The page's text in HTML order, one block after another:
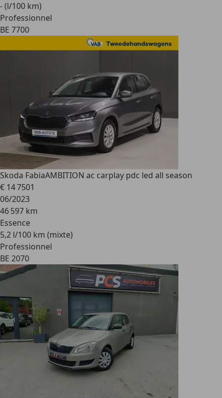
- (l/100 km)
Professionnel
BE 7700
Skoda FabiaAMBITION ac carplay pdc led all season
€ 14 7501
06/2023
46 597 km
Essence
5,2 l/100 km (mixte)
Professionnel
BE 2070